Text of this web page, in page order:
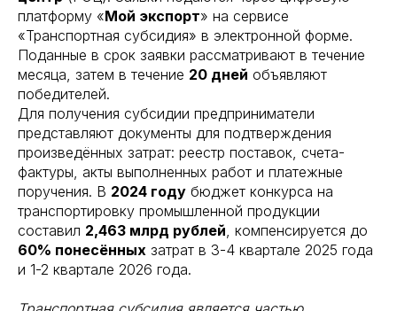
платформу «Мой экспорт» на сервисе
«Транспортная субсидия» в электронной форме.
Поданные в срок заявки рассматривают в течение
месяца, затем в течение 20 дней объявляют
победителей.
Для получения субсидии предприниматели
представляют документы для подтверждения
произведённых затрат: реестр поставок, счета-
фактуры, акты выполненных работ и платежные
поручения. В 2024 году бюджет конкурса на
транспортировку промышленной продукции
составил 2,463 млрд рублей, компенсируется до
60% понесённых затрат в 3-4 квартале 2025 года
и 1-2 квартале 2026 года.